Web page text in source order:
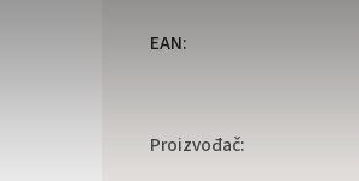
EAN:
Proizvođač: